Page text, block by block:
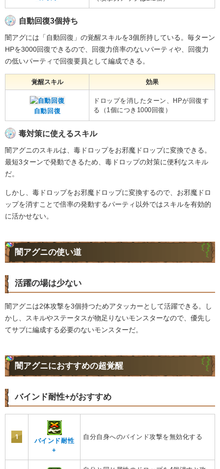
自動回復3個持ち
闇アグには「自動回復」の覚醒スキルを3個所持している。毎ターン
HPを3000回復できるので、回復力倍率のないパーティや、回復力
の低いパーティで回復要員として編成できる。
覚醒スキル 効果
自動回復
ドロップを消したターン、HPが回復す
る（1個につき1000回復）
毒対策に使えるスキル
闇アグニのスキルは、毒ドロップをお邪魔ドロップに変換できる。
最短3ターンで発動できるため、毒ドロップの対策に便利なスキル
だ。
しかし、毒ドロップをお邪魔ドロップに変換するので、お邪魔ドロ
ップを消すことで倍率の発動するパーティ以外ではスキルを有効的
に活かせない。
闇アグニの使い道
活躍の場は少ない
闇アグニは2体攻撃を3個持つためアタッカーとして活躍できる。し
かし、スキルやステータスが物足りないモンスターなので、優先し
てサブに編成する必要のないモンスターだ。
闇アグニにおすすめの超覚醒
バインド耐性+がおすすめ
1
バインド耐性
+
自分自身へのバインド攻撃を無効化する